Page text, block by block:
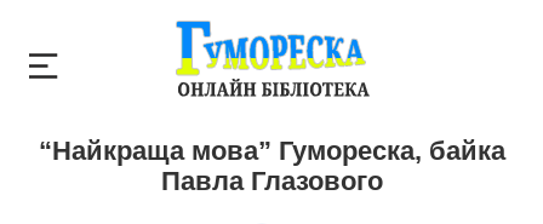
“Найкраща мова” Гумореска, байка
Павла Глазового